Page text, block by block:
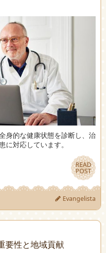
身的な健康状態を診断し、治
に対応しています。
READ
POST
READ
POST
Evangelista
要性と地域貢献